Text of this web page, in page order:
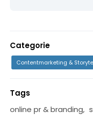
Categorie
Contentmarketing &
Tags
online pr & branding,